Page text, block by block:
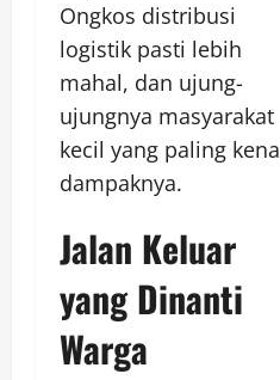
Ongkos distribusi
logistik pasti lebih
mahal, dan ujung-
ujungnya masyarakat
kecil yang paling kena
dampaknya.
Jalan Keluar
yang Dinanti
Warga